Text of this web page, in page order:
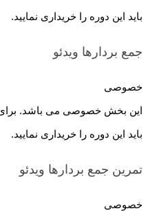
باید این دوره را خریداری نمایید.
جمع بردارها ویدئو
خصوصی
این بخش خصوصی می باشد.
باید این دوره را خریداری نمایید.
تمرین جمع بردارها ویدئو
خصوصی